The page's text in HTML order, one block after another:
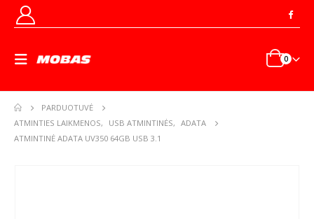
0
PARDUOTUVĖ
ATMINTIES LAIKMENOS, USB ATMINTINĖS, ADATA
ATMINTINĖ ADATA UV350 64GB USB 3.1